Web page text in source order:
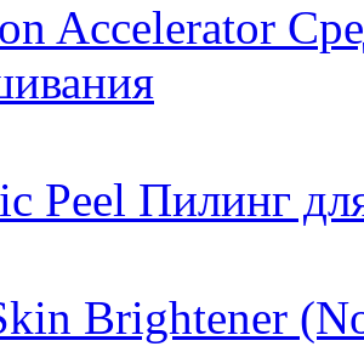
Accelerator
Peel Пилинг
Brightener